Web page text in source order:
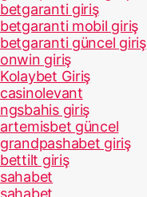
betgaranti giriş
betgaranti mobil giriş
betgaranti güncel giriş
onwin giriş
Kolaybet Giriş
casinolevant
ngsbahis giriş
artemisbet güncel
grandpashabet giriş
bettilt giriş
sahabet